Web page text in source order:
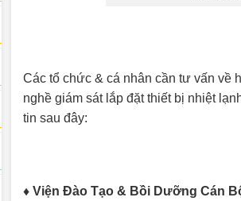
Các tổ chức & cá nhân cần tư vấn về
nghề giám sát lắp đặt thiết bị nhiệt
tin sau đây:
♦ Viện Đào Tạo & Bồi Dưỡng Cán